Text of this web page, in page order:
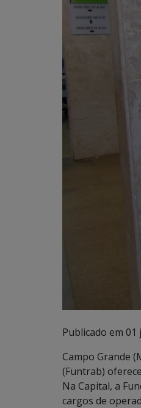
Publicado em 01
Campo Grande
(Funtrab)
Na Capital, a
cargos de